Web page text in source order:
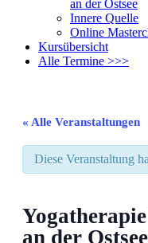
an der Ostsee
Innere Quelle
Online
Kursübersicht
Alle Termine >>>
« Alle Veranstaltungen
Diese Veranstaltung
an der